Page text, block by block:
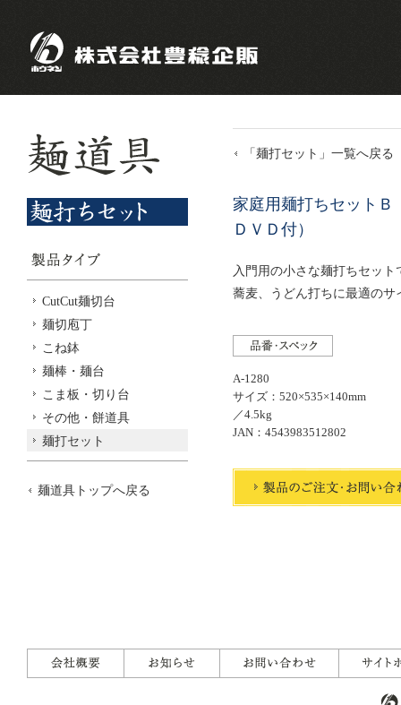
「麺打セット」一覧へ戻る
家庭用麺打ちセットＢ
ＤＶＤ付）
入門用の小さな麺打ちセット
蕎麦、うどん打ちに最適のサ
A-1280
サイズ：520×535×140mm
／4.5kg
JAN：4543983512802
CutCut麺切台
麺切庖丁
こね鉢
麺棒・麺台
こま板・切り台
その他・餅道具
麺打セット
麺道具トップへ戻る